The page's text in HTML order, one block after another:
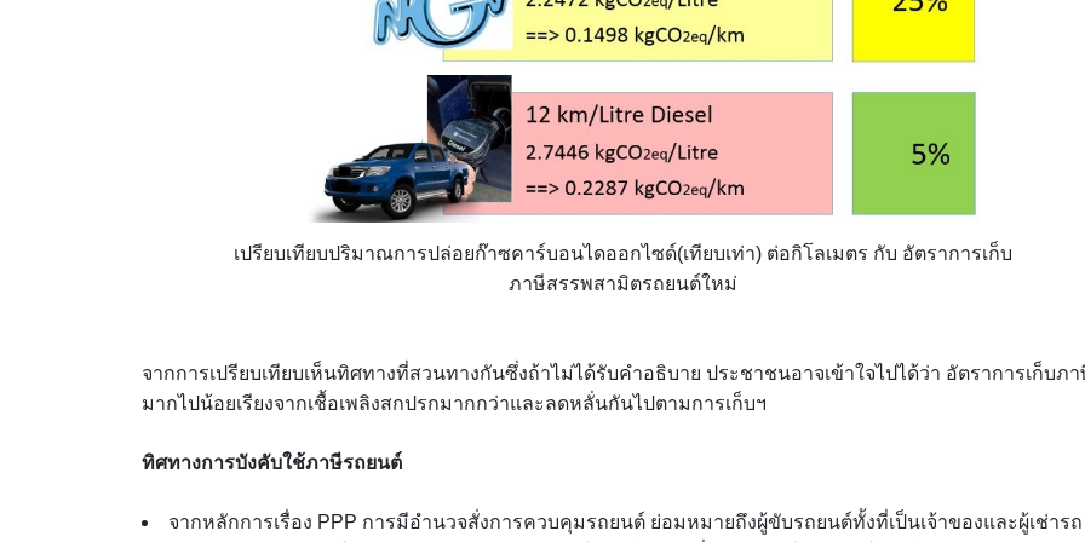
เปรียบเทียบปริมาณการปล่อยก๊าซคาร์บอนไดออกไซด์(เทียบเท่า) ต่อกิโลเมตร กับ อัตราการเก็บ
ภาษีสรรพสามิตรถยนต์ใหม่
จากการเปรียบเทียบเห็นทิศทางที่สวนทางกันซึ่งถ้าไม่ได้รับคำอธิบาย ประชาชนอาจเข้าใจไปได้ว่า อัตราการเก็บภ
มากไปน้อยเรียงจากเชื้อเพลิงสกปรกมากกว่าและลดหลั่นกันไปตามการเก็บฯ
ทิศทางการบังคับใช้ภาษีรถยนต์
จากหลักการเรื่อง PPP การมีอำนวจสั่งการควบคุมรถยนต์ ย่อมหมายถึงผู้ขับรถยนต์ทั้งที่เป็นเจ้าของและผู้เช่ารถ